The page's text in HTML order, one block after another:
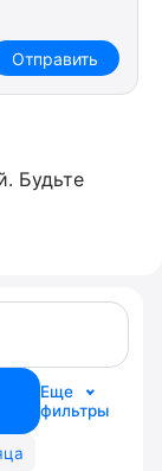
Отправить
Будьте
Еще
фильтры